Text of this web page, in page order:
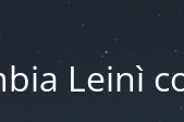
Leinì